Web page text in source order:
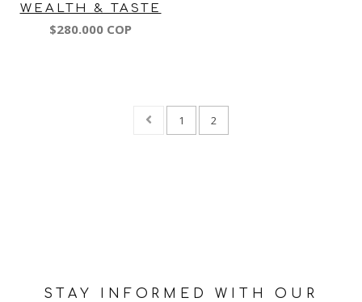
WEALTH & TASTE
$280.000 COP
1 2
STAY INFORMED WITH OUR